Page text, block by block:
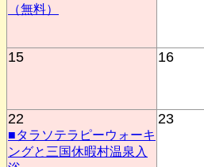
（無料）
15 16
22
■タラソテラピーウォーキ
ングと三国休暇村温泉入
23